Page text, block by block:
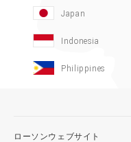
Japan
Indonesia
Philippines
ローソンウェブサイト